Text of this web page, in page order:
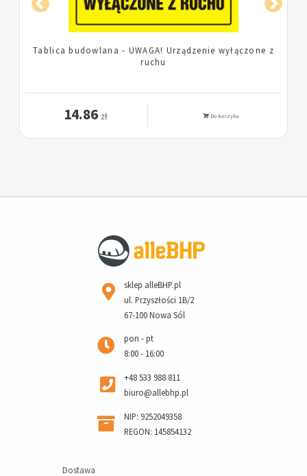
Tablica budowlana - UWAGA! Urządzenie wyłączone z
ruchu
14.86 zł Do koszyka
sklep alleBHP.pl
ul. Przyszłości 1B/2
67-100 Nowa Sól
pon - pt
8:00 - 16:00
+48 533 988 811
biuro@allebhp.pl
NIP: 9252049358
REGON: 145854132
Dostawa